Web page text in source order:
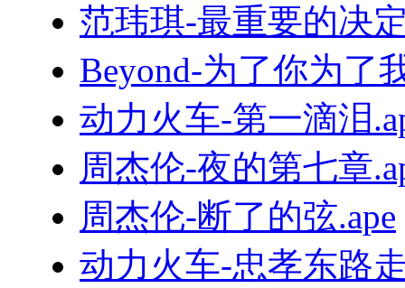
范玮琪-最重要的决
Beyond-为了你为了
动力火车-第一滴泪
周杰伦-夜的第七章
周杰伦-断了的弦.ape
动力火车-忠孝东路